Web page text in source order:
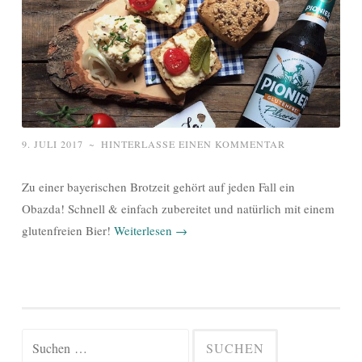
9. JULI 2017 ~ HINTERLASSE EINEN KOMMENTAR
Zu einer bayerischen Brotzeit gehört auf jeden Fall ein
Obazda! Schnell & einfach zubereitet und natürlich mit einem
glutenfreien Bier! Weiterlesen →
Suchen